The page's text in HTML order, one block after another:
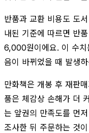
반품과 교환 비용도 도
내된 기준에 따르면 반
6,000원이에요. 이 수
음이 바뀌었을 때 발생
만화책은 개봉 후 재판
품은 체감상 손해가 더
는 앞권의 만족도를 먼
조사한 뒤 주문하는 것